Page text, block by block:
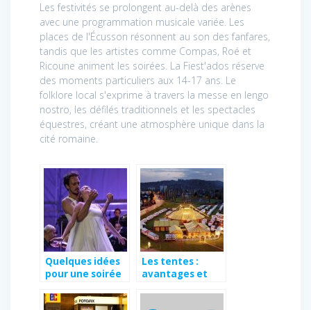
Les festivités se prolongent au-delà des arènes
avec une programmation musicale variée. Les
places de l'Écusson résonnent au son des fanfares,
tandis que les artistes comme Compas, Roé et
Ricoune animent les soirées. La Fiest'ados réserve
des moments particuliers aux 14-17 ans. Le
folklore local s'exprime à travers la messe en lengo
nostro, les défilés traditionnels et les spectacles
équestres, créant une atmosphère unique dans la
cité romaine.
Quelques idées
pour une soirée
réussie
Les tentes :
avantages et